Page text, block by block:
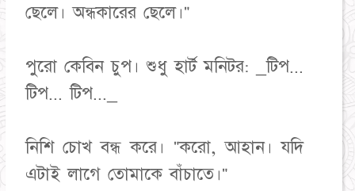
ছেলে। অন্ধকারের ছেলে।"
পুরো কেবিন চুপ। শুধু হার্ট মনিটর: _টিপ...
টিপ... টিপ..._
নিশি চোখ বন্ধ করে। "করো, আহান। যদি
এটাই লাগে তোমাকে বাঁচাতে।"